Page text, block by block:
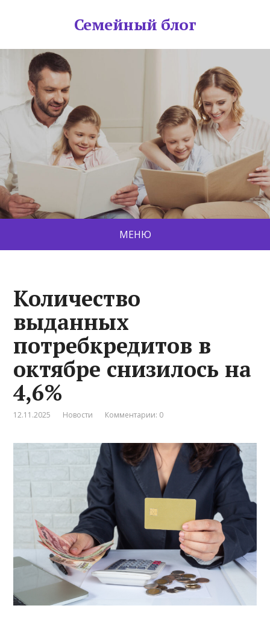
Семейный блог
МЕНЮ
Количество
выданных
потребкредитов в
октябре снизилось на
4,6%
12.11.2025 Новости Комментарии: 0